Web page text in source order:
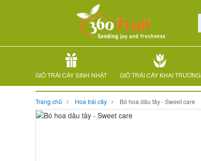
GIỎ TRÁI CÂY SINH NHẬT GIỎ TRÁI CÂY KHAI TRƯƠNG
Trang chủ Hoa trái cây Bó hoa dâu tây - Sweet care